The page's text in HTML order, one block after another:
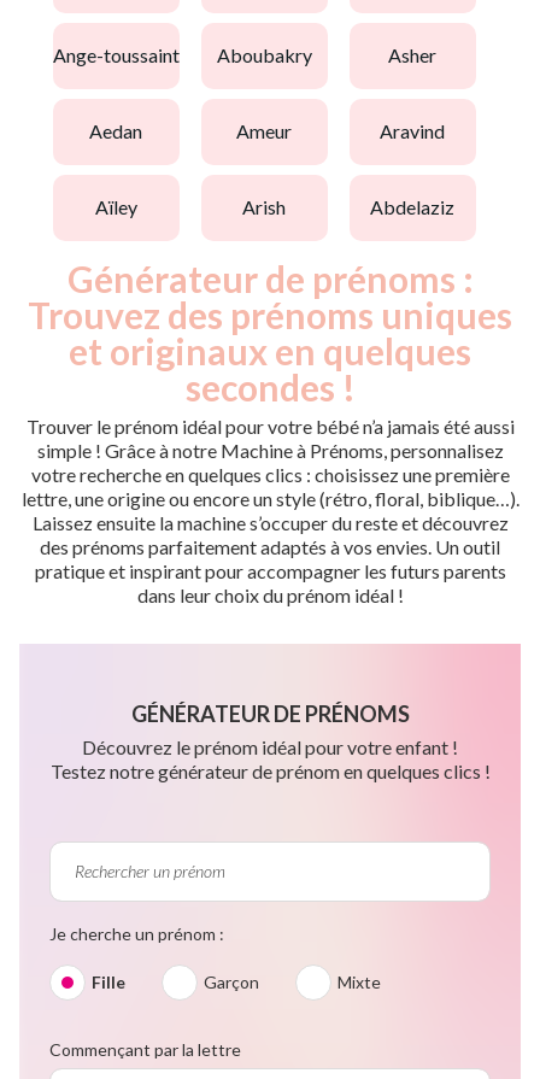
ange-toussaint aboubakry asher
aedan ameur aravind
aïley arish abdelaziz
Générateur de prénoms :
Trouvez des prénoms uniques
et originaux en quelques
secondes !
Trouver le prénom idéal pour votre bébé n’a jamais été aussi
simple ! Grâce à notre Machine à Prénoms, personnalisez
votre recherche en quelques clics : choisissez une première
lettre, une origine ou encore un style (rétro, floral, biblique…).
Laissez ensuite la machine s’occuper du reste et découvrez
des prénoms parfaitement adaptés à vos envies. Un outil
pratique et inspirant pour accompagner les futurs parents
dans leur choix du prénom idéal !
GÉNÉRATEUR DE PRÉNOMS
Découvrez le prénom idéal pour votre enfant !
Testez notre générateur de prénom en quelques clics !
Je cherche un prénom :
Fille Garçon Mixte
Commençant par la lettre